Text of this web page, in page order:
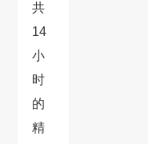
共
14
小
时
的
精